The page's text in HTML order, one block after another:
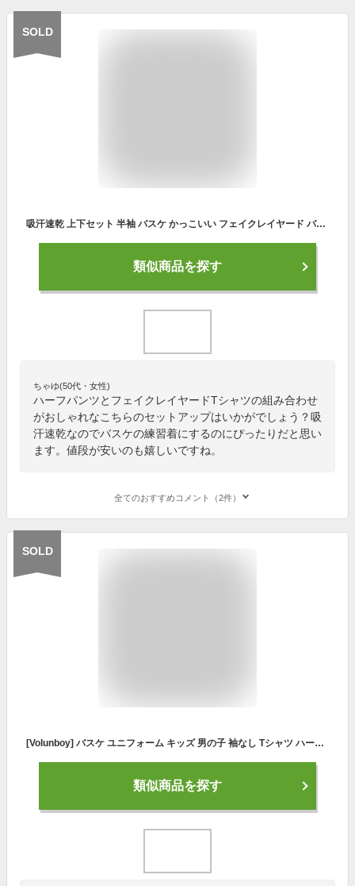
SOLD
吸汗速乾 上下セット 半袖 バスケ かっこいい フェイクレイヤード バスケットボールウエア Tシャツ ショートパンツ ダンスウェア セットアップ ストレッチ メッシュ スポーツウェア 男の子 トレーニングウエア 幼児 かわいい キッズ
類似商品を探す
ちゃゆ(50代・女性)
ハーフパンツとフェイクレイヤードTシャツの組み合わせ
がおしゃれなこちらのセットアップはいかがでしょう？吸
汗速乾なのでバスケの練習着にするのにぴったりだと思い
ます。値段が安いのも嬉しいですね。
全てのおすすめコメント（2件）
SOLD
[Volunboy] バスケ ユニフォーム キッズ 男の子 袖なし Tシャツ ハーフパンツ 上下セット 吸汗 速乾 練習着 トレーニングウエア スポーツウエア 90-140cm
類似商品を探す